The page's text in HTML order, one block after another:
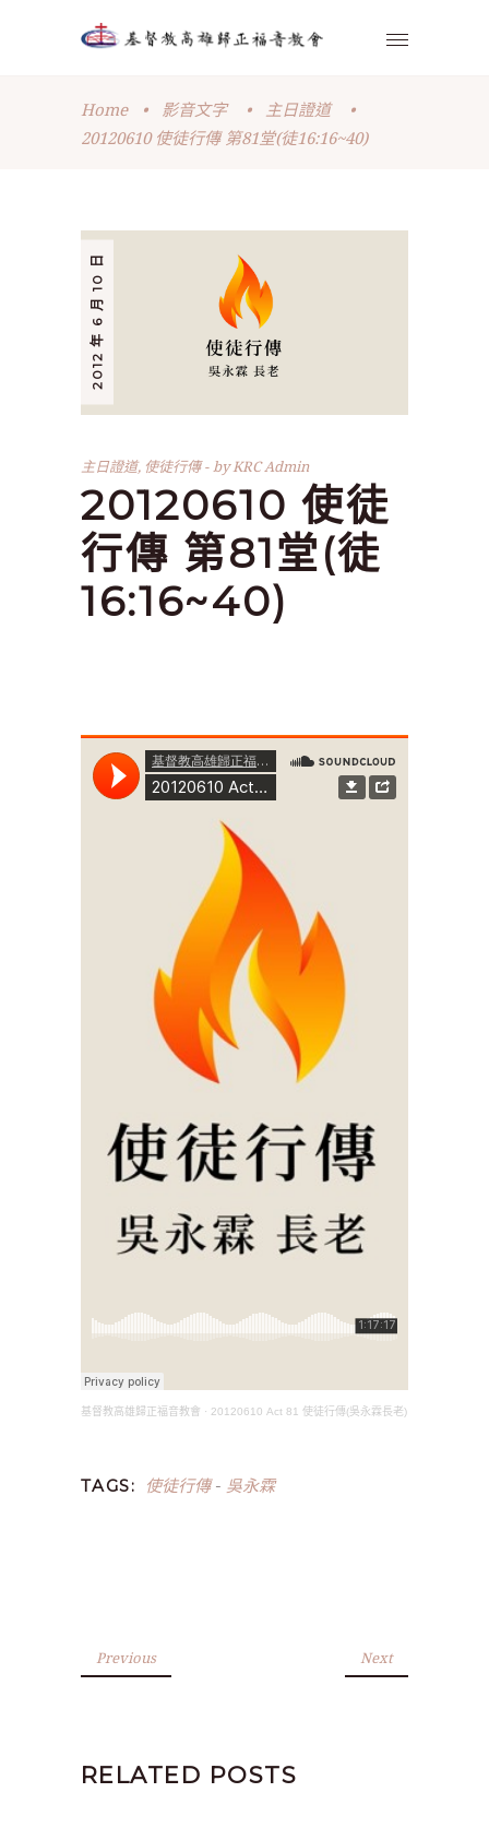
Home • 影音文字 • 主日證道
•
20120610 使徒行傳 第81堂(徒16:16~40)
2012 年 6 月 10 日
主日證道, 使徒行傳 byKRC Admin
20120610 使徒
行傳 第81堂(徒
16:16~40)
基督教高雄歸正福音教會 · 20120610 Act 81 使徒行傳(吳永霖長老)
TAGS: 使徒行傳- 吳永霖
Previous Next
RELATED POSTS